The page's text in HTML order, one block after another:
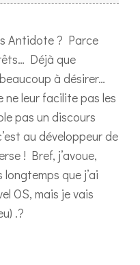
Antidote ? Parce
Déjà que
à désirer…
ne leur facilite pas les
pas un discours
au développeur de
! Bref, j’avoue,
que j’ai
OS, mais je vais
.?